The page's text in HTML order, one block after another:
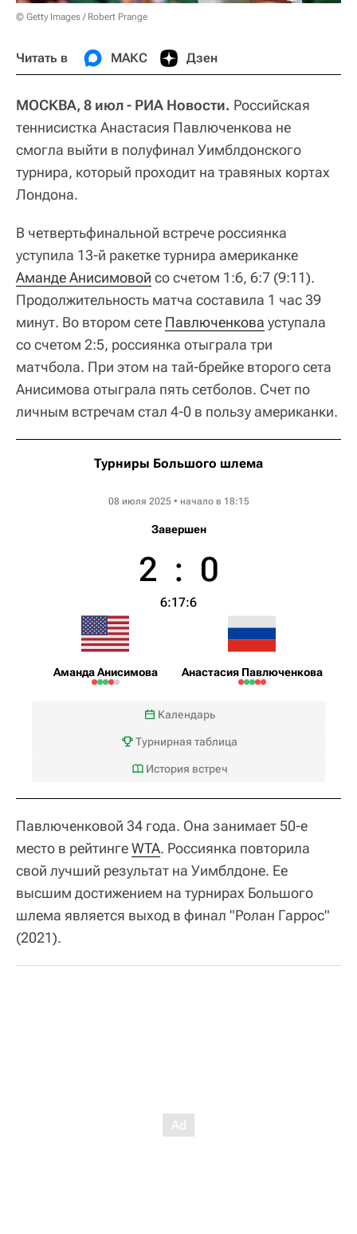
© Getty Images / Robert Prange
Читать в МАКС Дзен
МОСКВА, 8 июл - РИА Новости. Российская
теннисистка Анастасия Павлюченкова не
смогла выйти в полуфинал Уимблдонского
турнира, который проходит на травяных кортах
Лондона.
В четвертьфинальной встрече россиянка
уступила 13-й ракетке турнира американке
Аманде Анисимовой со счетом 1:6, 6:7 (9:11).
Продолжительность матча составила 1 час 39
минут. Во втором сете Павлюченкова уступала
со счетом 2:5, россиянка отыграла три
матчбола. При этом на тай-брейке второго сета
Анисимова отыграла пять сетболов. Счет по
личным встречам стал 4-0 в пользу американки.
Турниры Большого шлема
08 июля 2025 • начало в 18:15
Завершен
Аманда Анисимова
2 : 0
6:17:6
Анастасия Павлюченкова
Календарь
Турнирная таблица
История встреч
Павлюченковой 34 года. Она занимает 50-е
место в рейтингеWTA. Россиянка повторила
свой лучший результат на Уимблдоне. Ее
высшим достижением на турнирах Большого
шлема является выход в финал "Ролан Гаррос"
(2021).